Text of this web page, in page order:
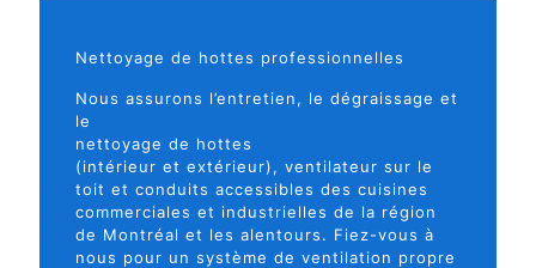
Nettoyage de hottes professionnelles
Nous assurons l’entretien, le dégraissage et
le
nettoyage de hottes
(intérieur et extérieur), ventilateur sur le
toit et conduits accessibles des cuisines
commerciales et industrielles de la région
de Montréal et les alentours. Fiez-vous à
nous pour un système de ventilation propre